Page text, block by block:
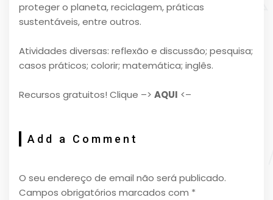
proteger o planeta, reciclagem, práticas
sustentáveis, entre outros.
Atividades diversas: reflexão e discussão; pesquisa;
casos práticos; colorir; matemática; inglês.
Recursos gratuitos! Clique –> AQUI <–
Add a Comment
O seu endereço de email não será publicado.
Campos obrigatórios marcados com *